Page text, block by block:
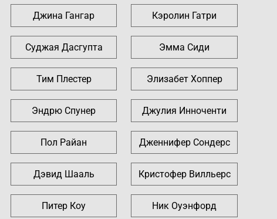
Джина Гангар Кэролин Гатри
Суджая Дасгупта Эмма Сиди
Тим Плестер Элизабет Хоппер
Эндрю Спунер Джулия Инноченти
Пол Райан Дженнифер Сондерс
Дэвид Шааль Кристофер Вилльерс
Питер Коу Ник Оуэнфорд